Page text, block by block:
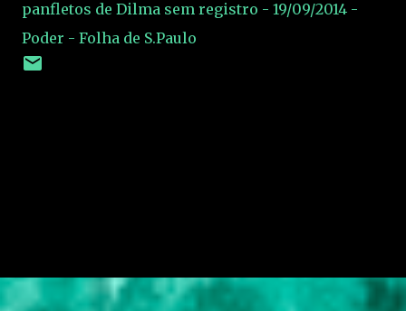
panfletos de Dilma sem registro - 19/09/2014 -
Poder - Folha de S.Paulo